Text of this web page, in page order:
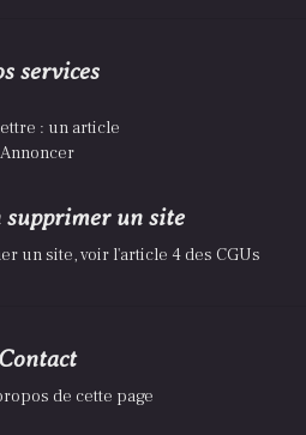
services
: un article
Annoncer
un site
un site, voir l'article 4 des CGUs
Contact
de cette page